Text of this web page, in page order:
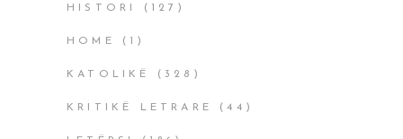
HISTORI (127)
HOME (1)
KATOLIKË (328)
KRITIKË LETRARE (44)